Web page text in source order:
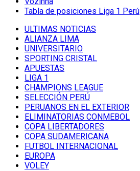
Tabla de posiciones Liga 1 Perú
ULTIMAS NOTICIAS
ALIANZA LIMA
UNIVERSITARIO
SPORTING CRISTAL
APUESTAS
LIGA 1
CHAMPIONS LEAGUE
SELECCIÓN PERÚ
PERUANOS EN EL EXTERIOR
ELIMINATORIAS CONMEBOL
COPA LIBERTADORES
COPA SUDAMERICANA
FUTBOL INTERNACIONAL
EUROPA
VOLEY